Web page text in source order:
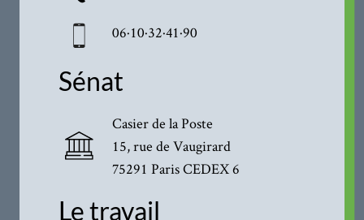
06·10·32·41·90
Sénat
Casier de la Poste
15, rue de Vaugirard
75291 Paris CEDEX 6
Le travail